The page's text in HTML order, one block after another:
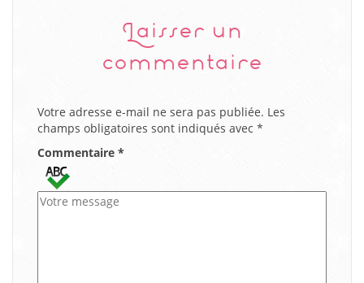
Laisser un
commentaire
Votre adresse e-mail ne sera pas publiée. Les
champs obligatoires sont indiqués avec *
Commentaire *